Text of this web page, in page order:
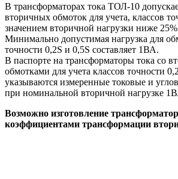
В трансформаторах тока ТОЛ-10
вторичных обмоток для учета, классов
значением вторичной нагрузки ниже
Минимально допустимая нагрузка для
точности 0,2S и 0,5S составляет 1ВА.
В паспорте на трансформаторы тока со
обмотками для учета классов точности
указываются измеренные токовые и
при номинальной вторичной нагрузке
Возможно изготовление
коэффициентами трансформации